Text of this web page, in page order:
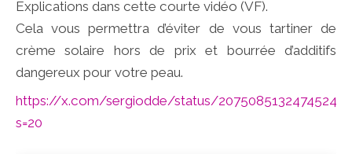
Explications dans cette courte vidéo (VF).
Cela vous permettra d’éviter de vous tartiner de
crème solaire hors de prix et bourrée d’additifs
dangereux pour votre peau.
https://x.com/sergiodde/status/
s=20